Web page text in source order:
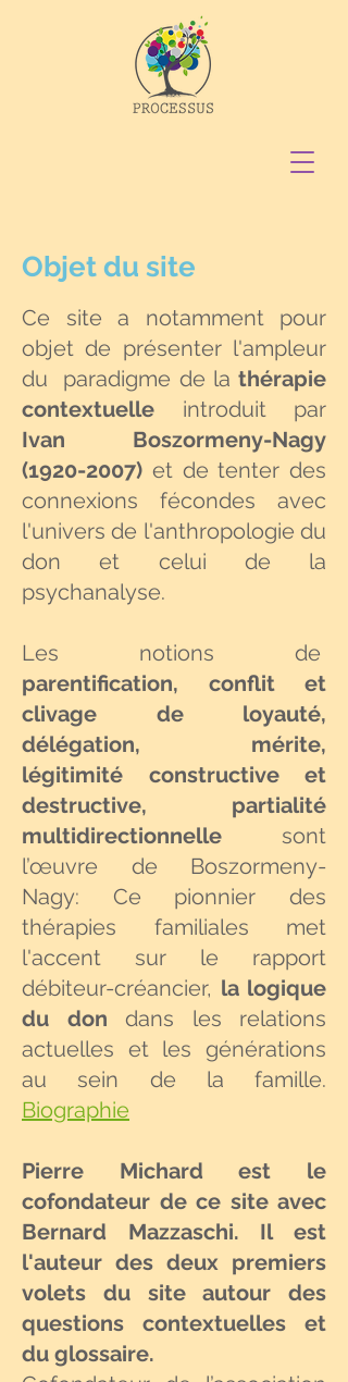
Objet du site
Ce site a notamment pour
objet de présenter l'ampleur
du paradigme de la thérapie
contextuelle introduit par
Ivan Boszormeny-Nagy
(1920-2007) et de tenter des
connexions fécondes avec
l'univers de l'anthropologie du
don et celui de la
psychanalyse.
Les notions de
parentification, conflit et
clivage de loyauté,
délégation, mérite,
légitimité constructive et
destructive, partialité
multidirectionnelle sont
l’œuvre de Boszormeny-
Nagy: Ce pionnier des
thérapies familiales met
l'accent sur le rapport
débiteur-créancier, la logique
du don dans les relations
actuelles et les générations
au sein de la famille.
Biographie
Pierre Michard est le
cofondateur de ce site avec
Bernard Mazzaschi. Il est
l'auteur des deux premiers
volets du site autour des
questions contextuelles et
du glossaire.